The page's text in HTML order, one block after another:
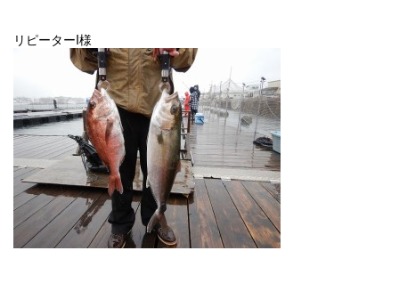
リピーターI様